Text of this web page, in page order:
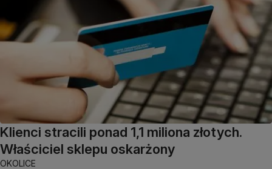
Klienci stracili ponad 1,1 miliona złotych.
Właściciel sklepu oskarżony
OKOLICE